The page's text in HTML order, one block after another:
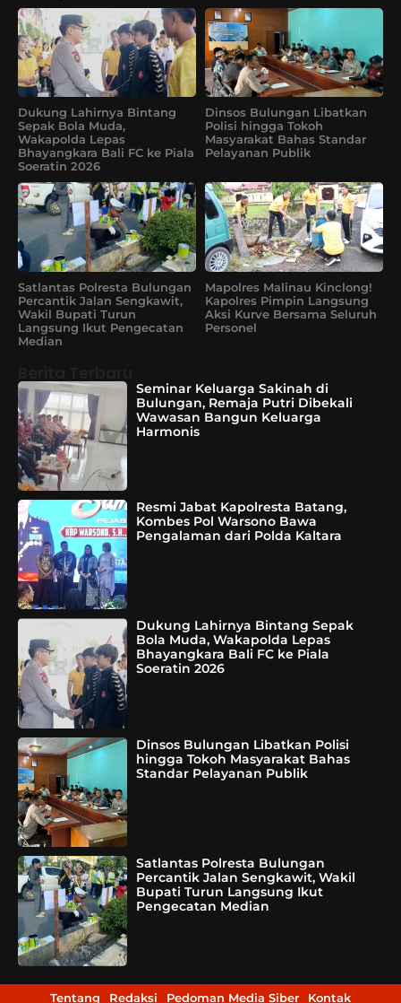
Dukung Lahirnya Bintang
Sepak Bola Muda,
Wakapolda Lepas
Bhayangkara Bali FC ke Piala
Soeratin 2026
Dinsos Bulungan Libatkan
Polisi hingga Tokoh
Masyarakat Bahas Standar
Pelayanan Publik
Satlantas Polresta Bulungan
Percantik Jalan Sengkawit,
Wakil Bupati Turun
Langsung Ikut Pengecatan
Median
Mapolres Malinau Kinclong!
Kapolres Pimpin Langsung
Aksi Kurve Bersama Seluruh
Personel
Seminar Keluarga Sakinah di
Bulungan, Remaja Putri Dibekali
Wawasan Bangun Keluarga
Harmonis
Resmi Jabat Kapolresta Batang,
Kombes Pol Warsono Bawa
Pengalaman dari Polda Kaltara
Dukung Lahirnya Bintang Sepak
Bola Muda, Wakapolda Lepas
Bhayangkara Bali FC ke Piala
Soeratin 2026
Dinsos Bulungan Libatkan Polisi
hingga Tokoh Masyarakat Bahas
Standar Pelayanan Publik
Satlantas Polresta Bulungan
Percantik Jalan Sengkawit, Wakil
Bupati Turun Langsung Ikut
Pengecatan Median
Tentang Redaksi Pedoman Media Siber Kontak